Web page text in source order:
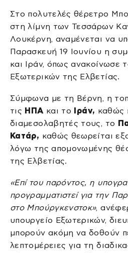
Στο πολυτελές θέρετρο
στη λίμνη των Τεσσάρων
Λουκέρνη, αναμένεται να
Παρασκευή 19 Ιουνίου η
και Ιράν, όπως ανακοίνωσε
Εξωτερικών της Ελβετίας.
Σύμφωνα με τη Βέρνη, η
τις ΗΠΑ και το Ιράν, καθώς
διαμεσολαβητές τους, το
Κατάρ, καθώς θεωρείται
λόγω της απομονωμένης
της Ελβετίας.
«Επί του παρόντος, η
προγραμματιστεί για την
στο Μπούργκενστοκ»,
υπουργείο Εξωτερικών,
μπορούν ακόμη να δοθούν
λεπτομέρειες για τη